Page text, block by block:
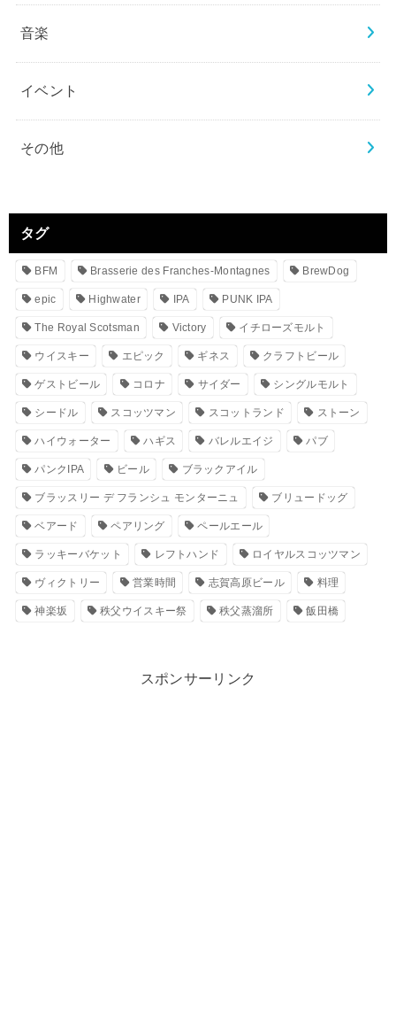
音楽
イベント
その他
タグ
BFM Brasserie des Franches-Montagnes BrewDog
epic Highwater IPA PUNK IPA
The Royal Scotsman Victory イチローズモルト
ウイスキー エピック ギネス クラフトビール
ゲストビール コロナ サイダー シングルモルト
シードル スコッツマン スコットランド ストーン
ハイウォーター ハギス バレルエイジ パブ
パンクIPA ビール ブラックアイル
ブラッスリー デ フランシュ モンターニュ ブリュードッグ
ベアード ペアリング ペールエール
ラッキーバケット レフトハンド ロイヤルスコッツマン
ヴィクトリー 営業時間 志賀高原ビール 料理
神楽坂 秩父ウイスキー祭 秩父蒸溜所 飯田橋
スポンサーリンク